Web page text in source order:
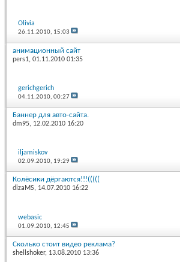
Olivia
26.11.2010, 15:03
анимационный сайт
pers1, 01.11.2010 01:35
gerichgerich
04.11.2010,00:27
Баннер для авто-сайта.
dm95, 12.02.2010 16:20
iljamiskov
02.09.2010, 19:29
Колёсики дёргаются!!!(((((
dizaMS, 14.07.2010 16:22
webasic
01.09.2010, 12:45
Сколько стоит видео реклама?
shellshoker, 13.08.2010 13:36